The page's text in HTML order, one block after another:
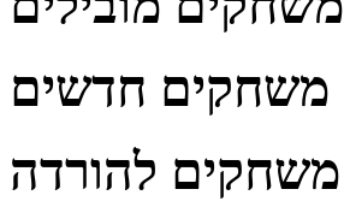
משחקים חדשים
משחקים להורדה